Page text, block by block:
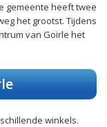
gemeente heeft twee
het grootst. Tijdens
van Goirle het
winkels.